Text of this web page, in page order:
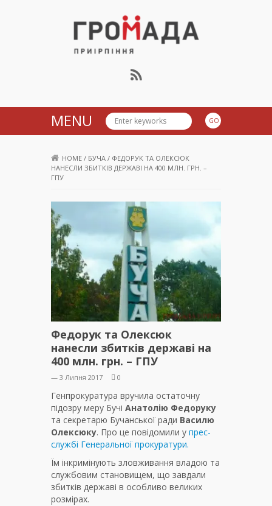
Громада Приірпіння
MENU
HOME / БУЧА / ФЕДОРУК ТА ОЛЕКСЮК
НАНЕСЛИ ЗБИТКІВ ДЕРЖАВІ НА 400 МЛН. ГРН. –
ГПУ
Федорук та Олексюк
нанесли збитків державі на
400 млн. грн. – ГПУ
— 3 Липня 2017 0
Генпрокуратура вручила остаточну
підозру меру Бучі Анатолію Федоруку
та секретарю Бучанської ради Василю
Олексюку. Про це повідомили у прес-
службі Генеральної прокуратури.
Їм інкримінують зловживання владою та
службовим становищем, що завдали
збитків державі в особливо великих
розмірах.